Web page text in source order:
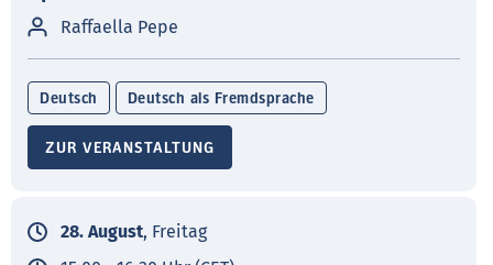
Raffaella Pepe
Deutsch Deutsch als Fremdsprache
ZUR VERANSTALTUNG
28. August, Freitag